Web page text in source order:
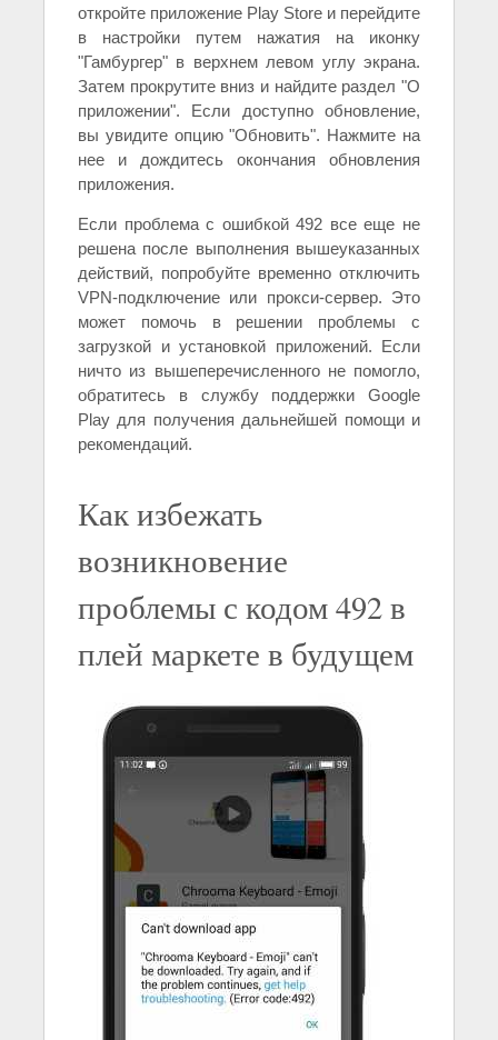
откройте приложение Play Store и перейдите
в настройки путем нажатия на иконку
"Гамбургер" в верхнем левом углу экрана.
Затем прокрутите вниз и найдите раздел "О
приложении". Если доступно обновление,
вы увидите опцию "Обновить". Нажмите на
нее и дождитесь окончания обновления
приложения.
Если проблема с ошибкой 492 все еще не
решена после выполнения вышеуказанных
действий, попробуйте временно отключить
VPN-подключение или прокси-сервер. Это
может помочь в решении проблемы с
загрузкой и установкой приложений. Если
ничто из вышеперечисленного не помогло,
обратитесь в службу поддержки Google
Play для получения дальнейшей помощи и
рекомендаций.
Как избежать
возникновение
проблемы с кодом 492 в
плей маркете в будущем